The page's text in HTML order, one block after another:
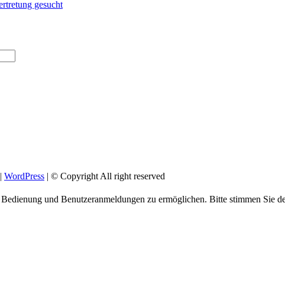
gesucht
| WordPress | © Copyright All right reserved
und Benutzeranmeldungen zu ermöglichen. Bitte stimmen Sie